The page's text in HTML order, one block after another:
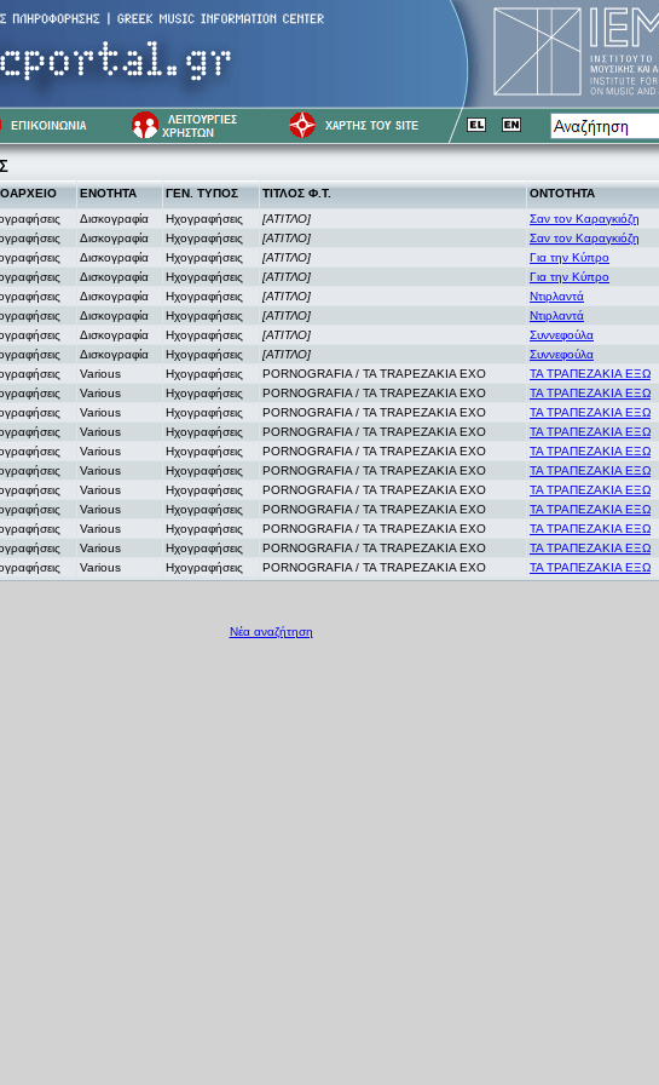
ΕΝΟΤΗΤΑ ΓΕΝ. ΤΥΠΟΣ ΤΙΤΛΟΣ Φ.Τ. ΟΝΤΟΤΗΤΑ
Δισκογραφία Ηχογραφήσεις [ΑΤΙΤΛΟ] Σαν τον Καραγκιόζη
Δισκογραφία Ηχογραφήσεις [ΑΤΙΤΛΟ] Σαν τον Καραγκιόζη
Δισκογραφία Ηχογραφήσεις [ΑΤΙΤΛΟ] Για την Κύπρο
Δισκογραφία Ηχογραφήσεις [ΑΤΙΤΛΟ] Για την Κύπρο
Δισκογραφία Ηχογραφήσεις [ΑΤΙΤΛΟ] Ντιρλαντά
Δισκογραφία Ηχογραφήσεις [ΑΤΙΤΛΟ] Ντιρλαντά
Δισκογραφία Ηχογραφήσεις [ΑΤΙΤΛΟ] Συννεφούλα
Δισκογραφία Ηχογραφήσεις [ΑΤΙΤΛΟ] Συννεφούλα
Various Ηχογραφήσεις PORNOGRAFIA / TA TRAPEZAKIA EXO ΤΑ ΤΡΑΠΕΖΑΚΙΑ ΕΞΩ
Various Ηχογραφήσεις PORNOGRAFIA / TA TRAPEZAKIA EXO ΤΑ ΤΡΑΠΕΖΑΚΙΑ ΕΞΩ
Various Ηχογραφήσεις PORNOGRAFIA / TA TRAPEZAKIA EXO ΤΑ ΤΡΑΠΕΖΑΚΙΑ ΕΞΩ
Various Ηχογραφήσεις PORNOGRAFIA / TA TRAPEZAKIA EXO ΤΑ ΤΡΑΠΕΖΑΚΙΑ ΕΞΩ
Various Ηχογραφήσεις PORNOGRAFIA / TA TRAPEZAKIA EXO ΤΑ ΤΡΑΠΕΖΑΚΙΑ ΕΞΩ
Various Ηχογραφήσεις PORNOGRAFIA / TA TRAPEZAKIA EXO ΤΑ ΤΡΑΠΕΖΑΚΙΑ ΕΞΩ
Various Ηχογραφήσεις PORNOGRAFIA / TA TRAPEZAKIA EXO ΤΑ ΤΡΑΠΕΖΑΚΙΑ ΕΞΩ
Various Ηχογραφήσεις PORNOGRAFIA / TA TRAPEZAKIA EXO ΤΑ ΤΡΑΠΕΖΑΚΙΑ ΕΞΩ
Various Ηχογραφήσεις PORNOGRAFIA / TA TRAPEZAKIA EXO ΤΑ ΤΡΑΠΕΖΑΚΙΑ ΕΞΩ
Various Ηχογραφήσεις PORNOGRAFIA / TA TRAPEZAKIA EXO ΤΑ ΤΡΑΠΕΖΑΚΙΑ ΕΞΩ
Various Ηχογραφήσεις PORNOGRAFIA / TA TRAPEZAKIA EXO ΤΑ ΤΡΑΠΕΖΑΚΙΑ ΕΞΩ
Νέα αναζήτηση